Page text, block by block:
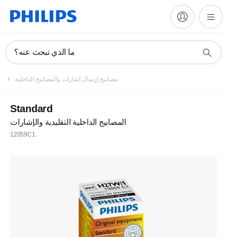
ما الذي تبحث عنه؟
مصابيح إرسال إشارات والمصابيح الداخلية
Standard
المصابيح الداخلية التقليدية والإشارات
12059C1